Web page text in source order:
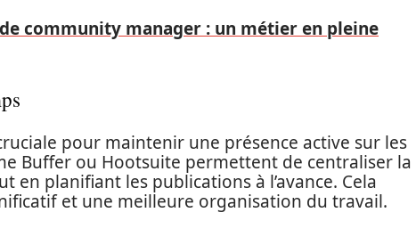
community manager : un métier en pleine
pour maintenir une présence active sur les
Buffer ou Hootsuite permettent de centraliser la
en planifiant les publications à l’avance. Cela
et une meilleure organisation du travail.